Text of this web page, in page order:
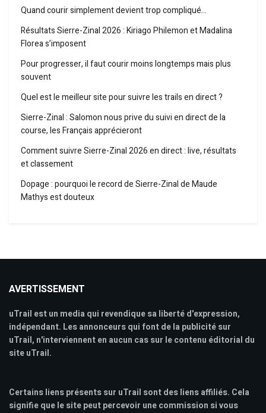
Quand courir simplement devient trop compliqué…
Résultats Sierre-Zinal 2026 : Kiriago Philemon et Madalina
Florea s’imposent
Pour progresser, il faut courir moins longtemps mais plus
souvent
Quel est le meilleur site pour suivre les trails en direct ?
Sierre-Zinal : Salomon nous prive du suivi en direct de la
course, les Français apprécieront
Comment suivre Sierre-Zinal 2026 en direct : live, résultats
et classement
Dopage : pourquoi le record de Sierre-Zinal de Maude
Mathys est douteux
AVERTISSEMENT
uTrail est un media qui revendique sa liberté d'expression,
indépendant. Les annonceurs qui font de la publicité sur
uTrail, n'interviennent en aucun cas sur le contenu éditorial du
site uTrail.
Certains liens présents sur uTrail sont des liens affiliés. Cela
signifie que le site peut percevoir une commission si vous